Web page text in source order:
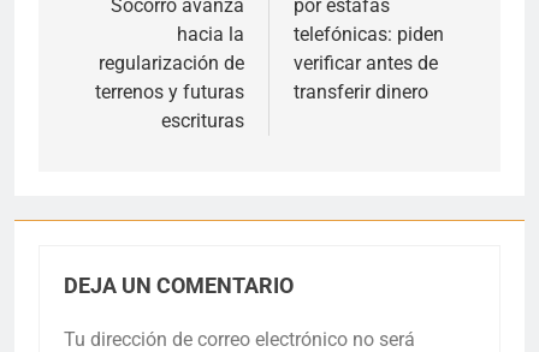
Socorro avanza
hacia la
regularización de
terrenos y futuras
escrituras
por estafas
telefónicas: piden
verificar antes de
transferir dinero
DEJA UN COMENTARIO
Tu dirección de correo electrónico no será